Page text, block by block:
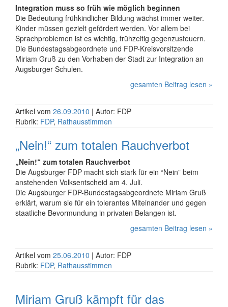
Integration muss so früh wie möglich beginnen
Die Bedeutung frühkindlicher Bildung wächst immer weiter.
Kinder müssen gezielt gefördert werden. Vor allem bei
Sprachproblemen ist es wichtig, frühzeitig gegenzusteuern.
Die Bundestagsabgeordnete und FDP-Kreisvorsitzende
Miriam Gruß zu den Vorhaben der Stadt zur Integration an
Augsburger Schulen.
gesamten Beitrag lesen »
Artikel vom 26.09.2010 | Autor: FDP
Rubrik: FDP, Rathausstimmen
„Nein!“ zum totalen Rauchverbot
„Nein!“ zum totalen Rauchverbot
Die Augsburger FDP macht sich stark für ein “Nein” beim
anstehenden Volksentscheid am 4. Juli.
Die Augsburger FDP-Bundestagsabgeordnete Miriam Gruß
erklärt, warum sie für ein tolerantes Miteinander und gegen
staatliche Bevormundung in privaten Belangen ist.
gesamten Beitrag lesen »
Artikel vom 25.06.2010 | Autor: FDP
Rubrik: FDP, Rathausstimmen
Miriam Gruß kämpft für das